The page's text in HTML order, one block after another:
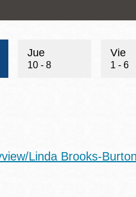
Jue
10 - 8
Vie
1 - 6
Linda Brooks-Burton